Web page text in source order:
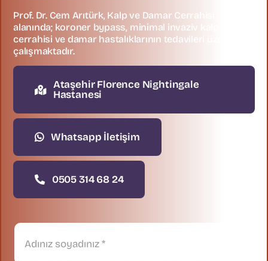
Prof. Dr. Cem Arıtürk, Kalp ve Damar Cerrahisi
alanında; koroner bypass, minimal invaziv kalp
cerrahisi ve damar hastalıklarının tedavileri üzerine
çalışmaktadır.
Ataşehir Florence Nightingale
Hastanesi
Whatsapp İletişim
0505 314 68 24